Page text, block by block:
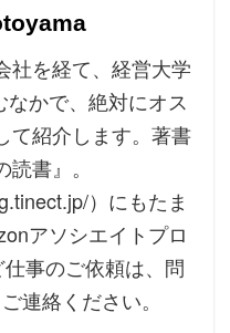
社を経て、経営大学
かで、絶対にオス
て紹介します。著書
読書』。
）にもたま
アソシエイトプロ
事のご依頼は、問
連絡ください。